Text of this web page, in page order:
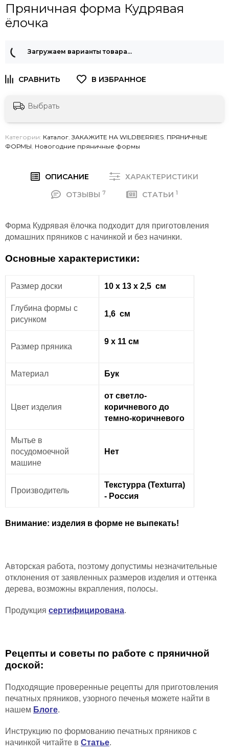
Пряничная форма Кудрявая
ёлочка
Загружаем варианты товара…
Выбрать
Категории: Каталог ,ЗАКАЖИТЕ НА WILDBERRIES ПРЯНИЧНЫЕ
ФОРМЫ Новогодние пряничные формы
ОПИСАНИЕ
ХАРАКТЕРИСТИКИ
ОТЗЫВЫ 7 СТАТЬИ 1
Форма Кудрявая ёлочка подходит для приготовления
домашних пряников с начинкой и без начинки.
Основные характеристики:
Размер доски 10 х 13 х 2,5 см
Глубина формы с
рисунком
1,6 см
Размер пряника
9 х 11 см
Материал Бук
Цвет изделия
от светло-
коричневого до
темно-коричневого
Мытье в
посудомоечной
машине
Нет
Производитель
Текстурра (Texturra)
- Россия
Внимание: изделия в форме не выпекать!
Авторская работа, поэтому допустимы незначительные
отклонения от заявленных размеров изделия и оттенка
дерева, возможны вкрапления, полосы.
Продукция сертифицирована.
Рецепты и советы по работе с пряничной
доской:
Подходящие проверенные рецепты для приготовления
печатных пряников, узорного печенья можете найти в
нашем Блоге.
Инструкцию по формованию печатных пряников с
начинкой читайте в Статье.